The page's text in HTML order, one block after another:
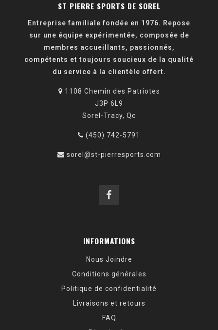
ST PIERRE SPORTS DE SOREL
Entreprise familiale fondée en 1976. Repose
sur une équipe expérimentée, composée de
membres accueillants, passionnés,
compétents et toujours soucieux de la qualité
du service à la clientèle offert.
1108 Chemin des Patriotes
J3P 6L9
Sorel-Tracy, Qc
(450) 742-5791
sorel@st-pierresports.com
INFORMATIONS
Nous Joindre
Conditions générales
Politique de confidentialité
Livraisons et retours
FAQ